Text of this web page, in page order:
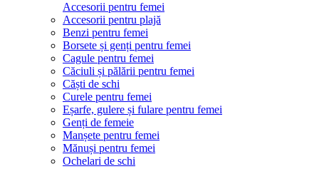
Accesorii pentru femei
Accesorii pentru plajă
Benzi pentru femei
Borsete și genți pentru femei
Cagule pentru femei
Căciuli și pălării pentru femei
Căști de schi
Curele pentru femei
Eșarfe, gulere și fulare pentru femei
Genți de femeie
Manșete pentru femei
Mănuși pentru femei
Ochelari de schi